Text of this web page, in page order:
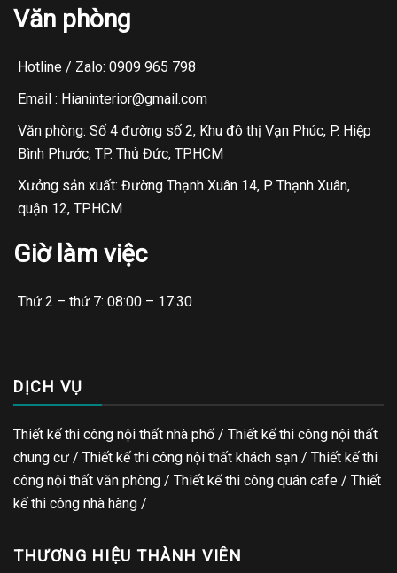
Văn phòng
Hotline / Zalo: 0909 965 798
Email : Hianinterior@gmail.com
Văn phòng: Số 4 đường số 2, Khu đô thị Vạn Phúc, P. Hiệp
Bình Phước, TP. Thủ Đức, TP.HCM
Xưởng sản xuất: Đường Thạnh Xuân 14, P. Thạnh Xuân,
quận 12, TP.HCM
Giờ làm việc
Thứ 2 – thứ 7: 08:00 – 17:30
DỊCH VỤ
Thiết kế thi công nội thất nhà phố / Thiết kế thi công nội thất
chung cư / Thiết kế thi công nội thất khách sạn / Thiết kế thi
công nội thất văn phòng / Thiết kế thi công quán cafe / Thiết
kế thi công nhà hàng /
THƯƠNG HIỆU THÀNH VIÊN